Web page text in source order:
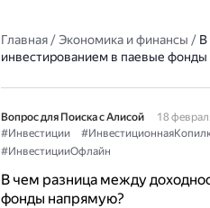
Главная/Экономика и финансы / В
инвестированием в паевые
Вопрос для Поиска с Алисой
18
#Инвестиции
#ИнвестицииОфлайн
В чем разница между
фонды напрямую?